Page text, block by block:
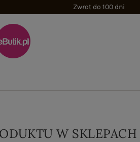
Zwrot do 100 dni
W SKLEPACH